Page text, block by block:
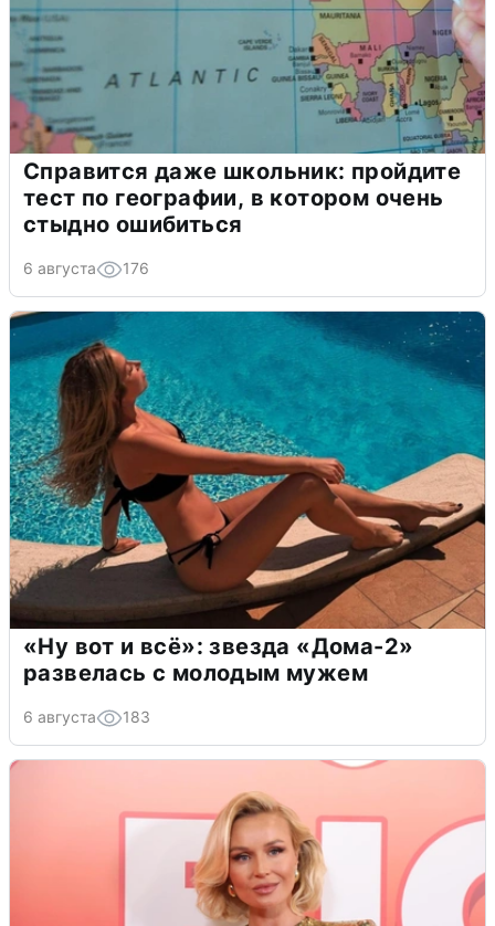
Справится даже школьник: пройдите
тест по географии, в котором очень
стыдно ошибиться
6 августа 176
«Ну вот и всё»: звезда «Дома-2»
развелась с молодым мужем
6 августа 183